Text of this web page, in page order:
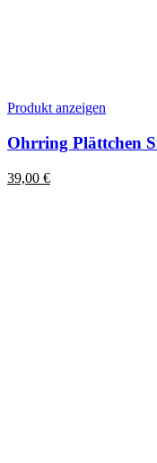
Produkt anzeigen
Ohrring Plättchen
39,00 €